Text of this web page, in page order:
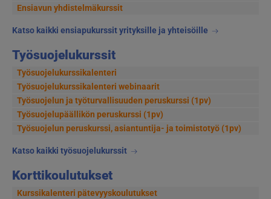
Ensiavun yhdistelmäkurssit
Katso kaikki ensiapukurssit yrityksille ja yhteisöille
Työsuojelukurssit
Työsuojelukurssikalenteri
Työsuojelukurssikalenteri webinaarit
Työsuojelun ja työturvallisuuden peruskurssi (1pv)
Työsuojelupäällikön peruskurssi (1pv)
Työsuojelun peruskurssi, asiantuntija- ja toimistotyö (1pv)
Katso kaikki työsuojelukurssit
Korttikoulutukset
Kurssikalenteri pätevyyskoulutukset